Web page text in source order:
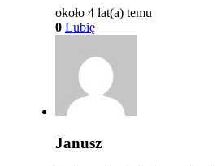
około 4 lat(a) temu
0 Lubię
Janusz